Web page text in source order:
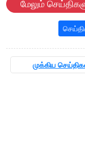
மேலும்
முக்கிய